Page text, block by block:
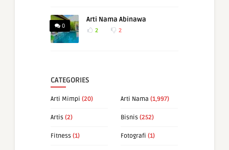
0
Arti Nama Abinawa
2 2
CATEGORIES
Arti Mimpi (20) Arti Nama (1,997)
Artis (2) Bisnis (252)
Fitness (1) Fotografi (1)